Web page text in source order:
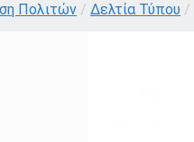
Πολιτών / Δελτία Τύπου /